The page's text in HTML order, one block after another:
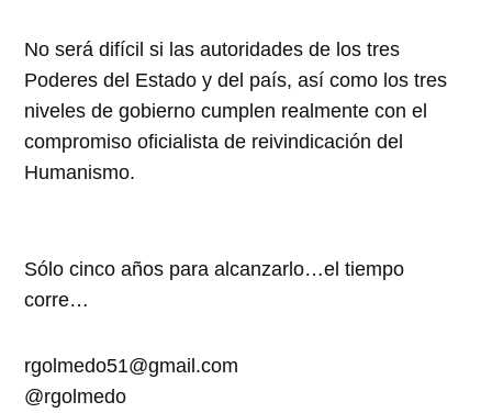
No será difícil si las autoridades de los tres
Poderes del Estado y del país, así como los tres
niveles de gobierno cumplen realmente con el
compromiso oficialista de reivindicación del
Humanismo.
Sólo cinco años para alcanzarlo…el tiempo
corre…
rgolmedo51@gmail.com
@rgolmedo